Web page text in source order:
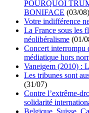
POURQUOI
BONIFACE (03/08)
Votre indifférence
La France sous les
néolibéralisme (01/
Concert interrompu
médiatique hors
Vaneigem (2010) :
Les tribunes sont
(31/07)
Contre l’extrême-
solidarité
Belgique, Suisse,